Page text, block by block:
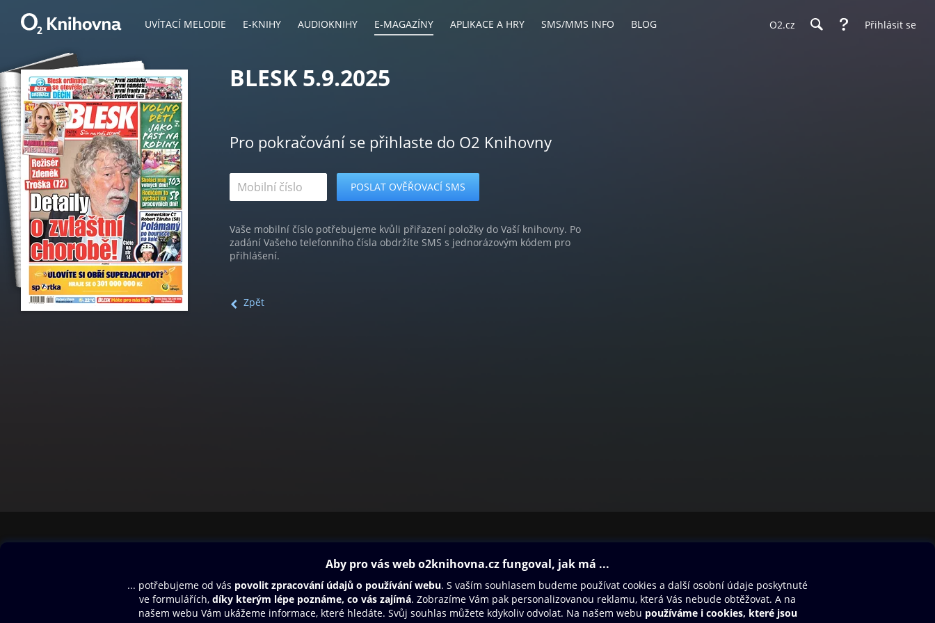
UVÍTACÍ MELODIE E-KNIHY AUDIOKNIHY E-MAGAZÍNY APLIKACE A HRY SMS/MMS INFO BLOG O2.cz Přihlásit se
BLESK 5.9.2025
Pro pokračování se přihlaste do O2 Knihovny
Vaše mobilní číslo potřebujeme kvůli přiřazení položky do Vaší knihovny. Po
zadání Vašeho telefonního čísla obdržíte SMS s jednorázovým kódem pro
přihlášení.
Zpět
Aplikace a hry
SMS/MMS Info
Blog
Dárkový poukaz
Nápověda
Oneplay Originály
Sport